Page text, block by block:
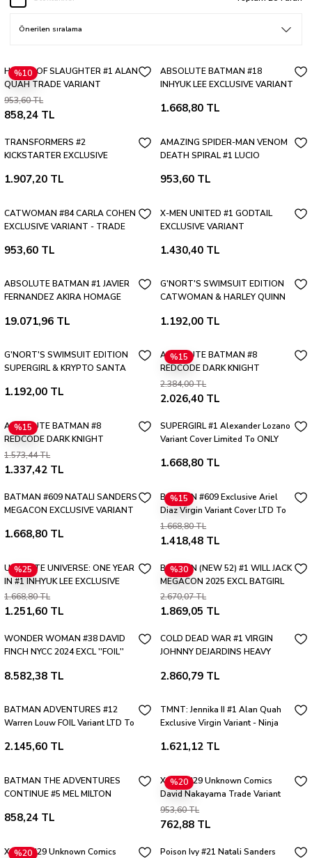
%10
HOUSE OF SLAUGHTER #1 ALAN
QUAH TRADE VARIANT
953,60 TL
858,24 TL
ABSOLUTE BATMAN #18
INHYUK LEE EXCLUSIVE VARIANT
1.668,80 TL
TRANSFORMERS #2
KICKSTARTER EXCLUSIVE
1.907,20 TL
AMAZING SPIDER-MAN VENOM
DEATH SPIRAL #1 LUCIO
DRESS
953,60 TL
CATWOMAN #84 CARLA COHEN
EXCLUSIVE VARIANT - TRADE
953,60 TL
X-MEN UNITED #1 GODTAIL
EXCLUSIVE VARIANT
1.430,40 TL
ABSOLUTE BATMAN #1 JAVIER
FERNANDEZ AKIRA HOMAGE
19.071,96 TL
G'NORT'S SWIMSUIT EDITION
CATWOMAN & HARLEY QUINN
800 LTD W/COA
1.192,00 TL
G'NORT'S SWIMSUIT EDITION
SUPERGIRL & KRYPTO SANTA
LTD W/COA
1.192,00 TL
%15
ABSOLUTE BATMAN #8
REDCODE DARK KNIGHT
RETURNS HOMAGE EXCLUSIVE
VARIANT SET (TRADE-VIRGIN)
2.384,00 TL
2.026,40 TL
%15
ABSOLUTE BATMAN #8
REDCODE DARK KNIGHT
RETURNS HOMAGE VIRGIN
EXCLUSIVE VAR.
1.573,44 TL
1.337,42 TL
SUPERGIRL #1 Alexander Lozano
Variant Cover Limited To ONLY
1.668,80 TL
BATMAN #609 NATALI SANDERS
MEGACON EXCLUSIVE VARIANT
1.668,80 TL
%15
BATMAN #609 Exclusive Ariel
Diaz Virgin Variant Cover LTD To
ONLY 500
1.668,80 TL
1.418,48 TL
%25
ULTIMATE UNIVERSE: ONE YEAR
IN #1 INHYUK LEE EXCLUSIVE
VARIANT MEGACON 2025
1.668,80 TL
1.251,60 TL
%30
BATMAN (NEW 52) #1 WILL JACK
MEGACON 2025 EXCL BATGIRL
''FOIL''
2.670,07 TL
1.869,05 TL
WONDER WOMAN #38 DAVID
FINCH NYCC 2024 EXCL ''FOIL''
8.582,38 TL
COLD DEAD WAR #1 VIRGIN
JOHNNY DEJARDINS HEAVY
2.860,79 TL
BATMAN ADVENTURES #12
Warren Louw FOIL Variant LTD To
2.145,60 TL
TMNT: Jennika II #1 Alan Quah
Exclusive Virgin Variant - Ninja
1.621,12 TL
BATMAN THE ADVENTURES
CONTINUE #5 MEL MILTON
858,24 TL
%20
X-Men #29 Unknown Comics
David Nakayama Trade Variant
953,60 TL
762,88 TL
%20
X-Men #29 Unknown Comics
Poison Ivy #21 Natali Sanders